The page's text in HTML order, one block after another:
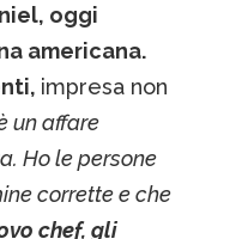
oggi
americana.
impresa non
un affare
Ho le persone
corrette e che
chef, gli